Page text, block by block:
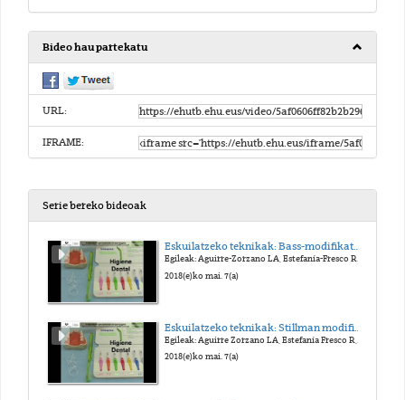
Bideo hau partekatu
URL:
IFRAME:
Serie bereko bideoak
Eskuilatzeko teknikak: Bass-modifikatua (es)
Egileak: Aguirre-Zorzano LA, Estefanía-Fresco R, Fernández-Jiménez A, García-De-La-Fuente AM
2018(e)ko mai. 7(a)
Egileak: Aguirre Zorzano LA, Estefanía Fresco R, Fernandez Jimenez A, García De La Fuente AM
2018(e)ko mai. 7(a)